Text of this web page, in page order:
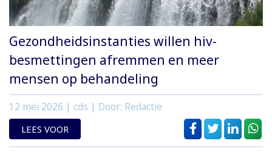
Gezondheidsinstanties willen hiv-
besmettingen afremmen en meer
mensen op behandeling
12 mei 2026 | cds | Door: Redactie
LEES VOOR